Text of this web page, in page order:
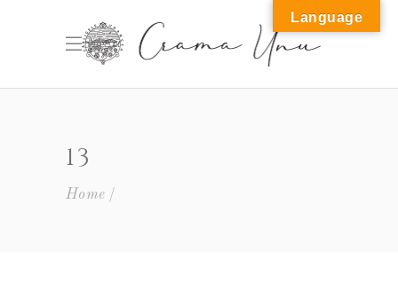
M
13
Home
Language